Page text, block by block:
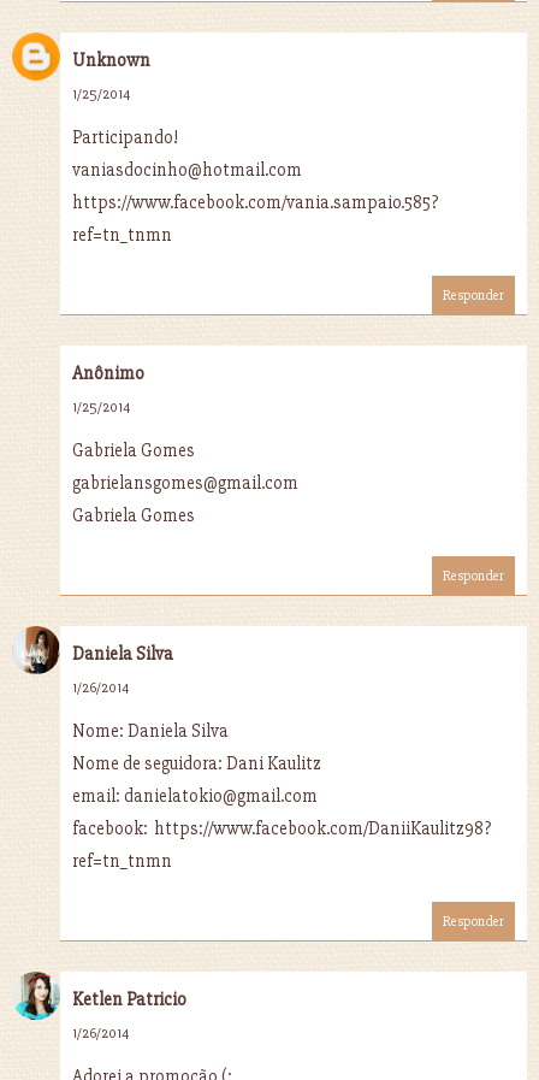
Unknown
1/25/2014
Participando!
vaniasdocinho@hotmail.com
https://www.facebook.com/vania.sampaio.585?
ref=tn_tnmn
Responder
Anônimo
1/25/2014
Gabriela Gomes
gabrielansgomes@gmail.com
Gabriela Gomes
Responder
Daniela Silva
1/26/2014
Nome: Daniela Silva
Nome de seguidora: Dani Kaulitz
email: danielatokio@gmail.com
facebook: https://www.facebook.com/DaniiKaulitz98?
ref=tn_tnmn
Responder
Ketlen Patricio
1/26/2014